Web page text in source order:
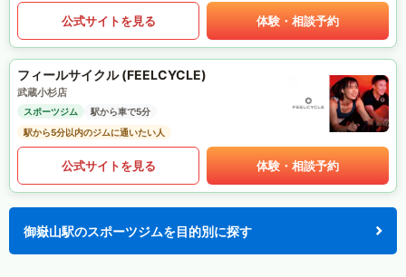
公式サイトを見る 体験・相談予約
フィールサイクル (FEELCYCLE)
武蔵小杉店
スポーツジム
駅から車で5分
駅から5分以内のジムに通いたい人
公式サイトを見る 体験・相談予約
御嶽山駅のスポーツジムを目的別に探す